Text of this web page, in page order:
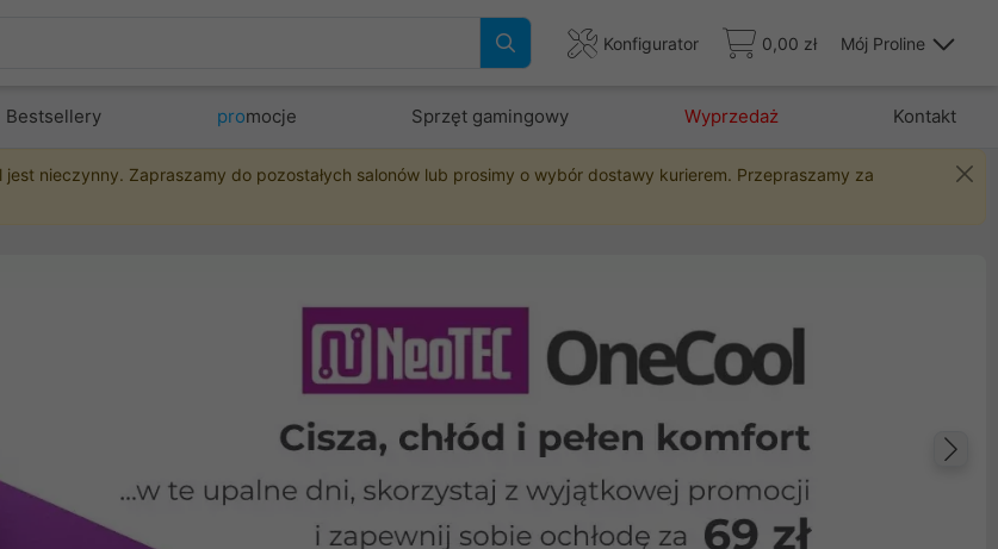
Konfigurator 0,00 zł Mój Proline
Bestsellery promocje Sprzęt gamingowy Wyprzedaż Kontakt
jest nieczynny. Zapraszamy do pozostałych salonów lub prosimy o wybór dostawy kurierem. Przepraszamy za